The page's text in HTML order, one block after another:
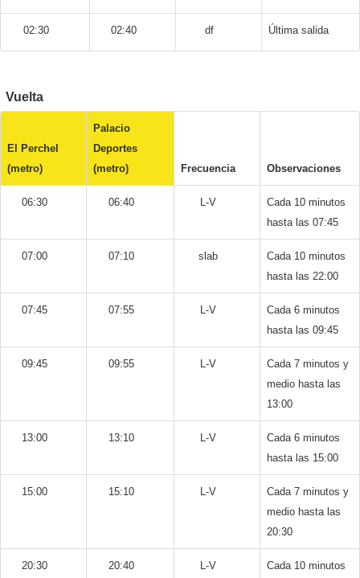
02:30 02:40 df Última salida
Vuelta
El Perchel
(metro)
Palacio
Deportes
(metro)
Frecuencia Observaciones
06:30 06:40 L-V
Cada 10 minutos
hasta las 07:45
07:00 07:10 slab
Cada 10 minutos
hasta las 22:00
07:45 07:55 L-V
Cada 6 minutos
hasta las 09:45
09:45 09:55 L-V
Cada 7 minutos y
medio hasta las
13:00
13:00 13:10 L-V
Cada 6 minutos
hasta las 15:00
15:00 15:10 L-V
Cada 7 minutos y
medio hasta las
20:30
20:30 20:40 L-V
Cada 10 minutos